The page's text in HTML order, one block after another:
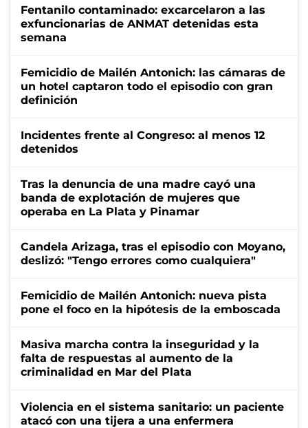
Fentanilo contaminado: excarcelaron a las
exfuncionarias de ANMAT detenidas esta
semana
Femicidio de Mailén Antonich: las cámaras de
un hotel captaron todo el episodio con gran
definición
Incidentes frente al Congreso: al menos 12
detenidos
Tras la denuncia de una madre cayó una
banda de explotación de mujeres que
operaba en La Plata y Pinamar
Candela Arizaga, tras el episodio con Moyano,
deslizó: "Tengo errores como cualquiera"
Femicidio de Mailén Antonich: nueva pista
pone el foco en la hipótesis de la emboscada
Masiva marcha contra la inseguridad y la
falta de respuestas al aumento de la
criminalidad en Mar del Plata
Violencia en el sistema sanitario: un paciente
atacó con una tijera a una enfermera